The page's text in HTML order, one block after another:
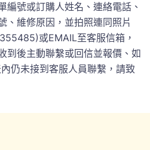
編號或訂購人姓名、連絡電話、
、維修原因，並拍照連同照片
或EMAIL至客服信箱，
到後主動聯繫或回信並報價、如
仍未接到客服人員聯繫，請致